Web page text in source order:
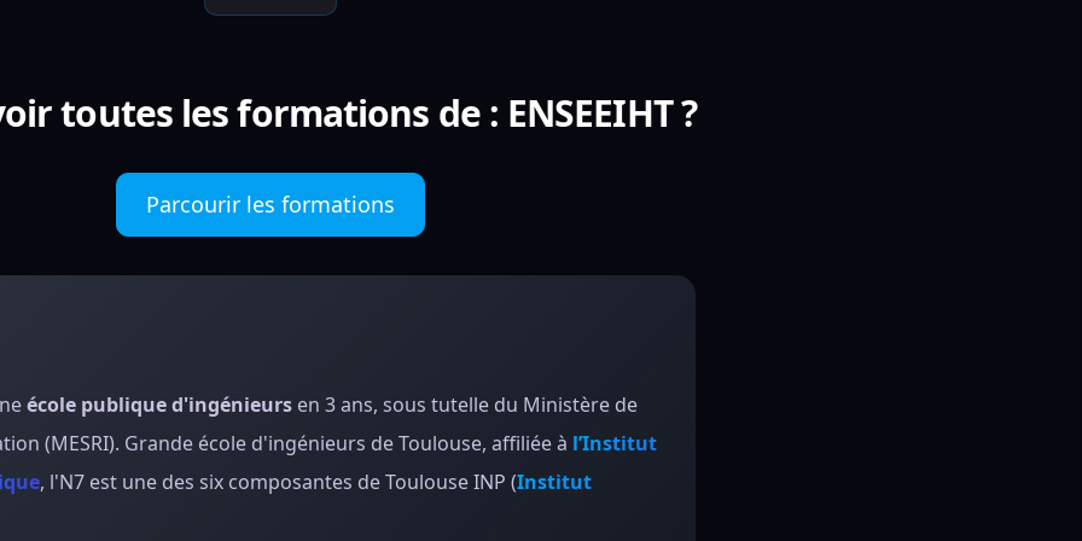
toutes les formations de : ENSEEIHT ?
Parcourir les formations
école publique d'ingénieurs en 3 ans, sous tutelle du Ministère de
(MESRI). Grande école d'ingénieurs de Toulouse, affiliée à l’Institut
, l'N7 est une des six composantes de Toulouse INP (Institut